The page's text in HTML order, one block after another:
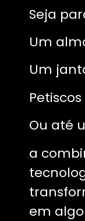
Seja
Um
Um
Ou até
a
em